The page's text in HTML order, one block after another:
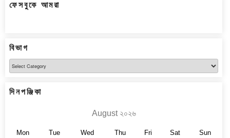
ফেসবুকে আমরা
বিভাগ
বিভাগ
দিনপঞ্জিকা
August ২০২৬
Mon Tue Wed Thu Fri Sat Sun